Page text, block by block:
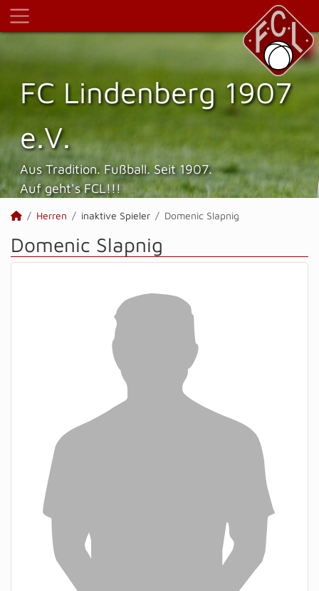
FC Lindenberg 1907
e.V.
Aus Tradition. Fußball. Seit 1907.
Auf geht's FCL!!!
Herren inaktive Spieler Domenic Slapnig
Domenic Slapnig